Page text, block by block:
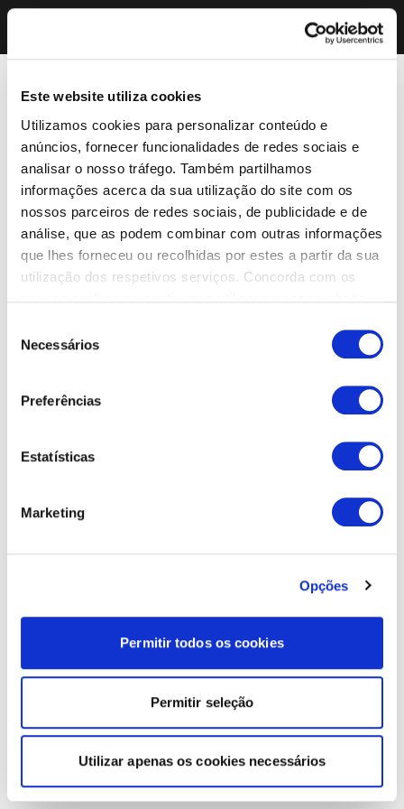
Este website utiliza cookies
Utilizamos cookies para personalizar conteúdo e
anúncios, fornecer funcionalidades de redes sociais e
analisar o nosso tráfego. Também partilhamos
informações acerca da sua utilização do site com os
nossos parceiros de redes sociais, de publicidade e de
análise, que as podem combinar com outras informações
que lhes forneceu ou recolhidas por estes a partir da sua
utilização dos respetivos serviços. Concorda com os
Necessários
Preferências
Estatísticas
Marketing
Opções
Permitir todos os cookies
Permitir seleção
Utilizar apenas os cookies necessários